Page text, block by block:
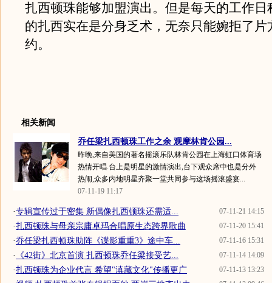
扎西顿珠能够加盟演出。但是每天的工作日
的扎西实在是分身乏术，无奈只能婉拒了片
约。
相关新闻
乔任梁扎西顿珠工作之余 观摩林肯公园...
昨晚,来自美国的著名摇滚乐队林肯公园在上海虹口体育场
热情开唱.台上是明星的激情演出,台下观众席中也是分外
热闹,众多内地明星齐聚一堂共同参与这场摇滚盛宴...
07-11-19 11:17
07-11-21 14:15
·专辑宣传过于密集 新偶像扎西顿珠还需适...
07-11-20 15:41
·扎西顿珠与母亲宗庸卓玛合唱原生态跨界歌曲
07-11-16 15:31
·乔任梁扎西顿珠助阵《谍影重重3》途中车...
07-11-14 14:09
· 《42街》北京首演 扎西顿珠乔任梁接受艺...
07-11-13 13:23
·扎西顿珠为企业代言 希望"滇藏文化"传播更广